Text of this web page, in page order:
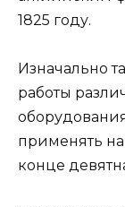
1825 году.
Изначально
работы
применять
конце